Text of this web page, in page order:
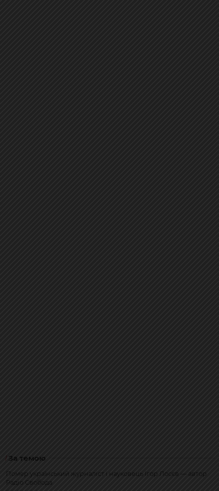
За темою
Помер український журналіст і науковець Ігор Лосєв — автор
Радіо Свобода